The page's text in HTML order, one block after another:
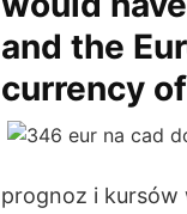
and the
currency
prognoz i kursów